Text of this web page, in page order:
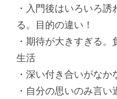
・入門後はいろいろ
る。目的の違い！
・期待が大きすぎる。
生活
・深い付き合いがなか
・自分の思いのみ言い